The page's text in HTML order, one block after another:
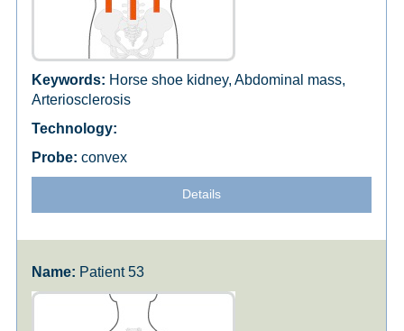
Horse shoe kidney, Abdominal mass,
Arteriosclerosis
convex
Details
Patient 53